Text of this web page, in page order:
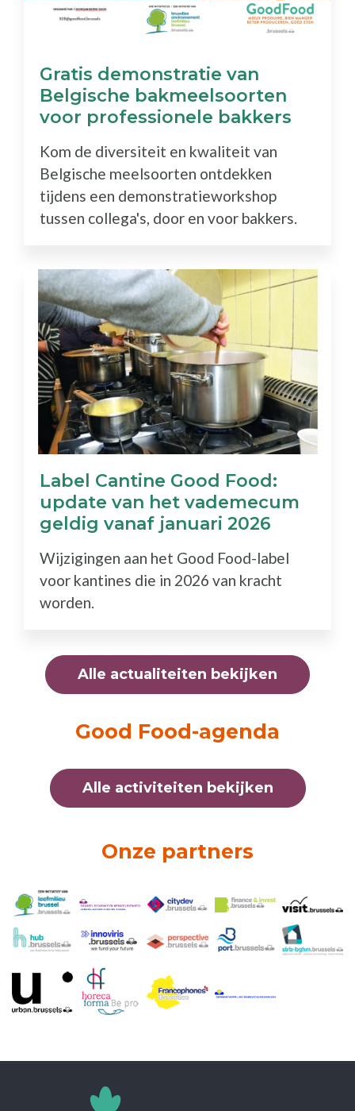
Gratis demonstratie van
Belgische bakmeelsoorten
voor professionele bakkers
Kom de diversiteit en kwaliteit van
Belgische meelsoorten ontdekken
tijdens een demonstratieworkshop
tussen collega's, door en voor bakkers.
Label Cantine Good Food:
update van het vademecum
geldig vanaf januari 2026
Wijzigingen aan het Good Food-label
voor kantines die in 2026 van kracht
worden.
Alle actualiteiten bekijken
Good Food-agenda
Alle activiteiten bekijken
Onze partners